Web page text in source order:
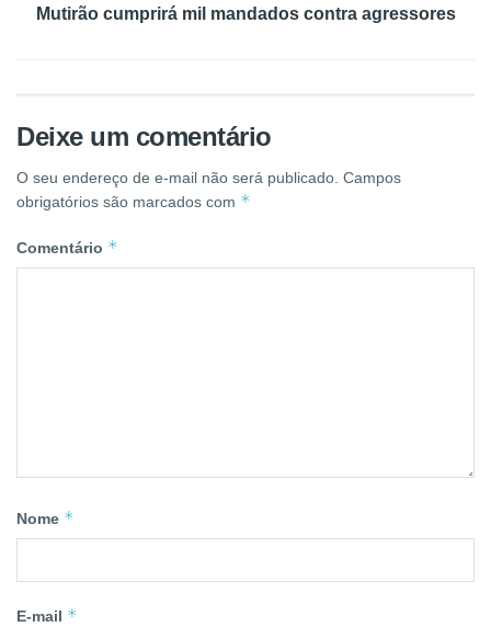
Mutirão cumprirá mil mandados contra agressores
Deixe um comentário
O seu endereço de e-mail não será publicado. Campos
obrigatórios são marcados com *
Comentário *
Nome *
E-mail *